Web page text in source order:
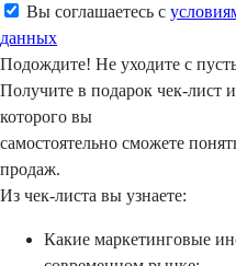
Вы соглашаетесь с
данных
Подождите! Не уходите с
Получите в подарок чек-лист
которого вы
самостоятельно сможете
продаж.
Из чек-листа вы узнаете:
Какие маркетинговые